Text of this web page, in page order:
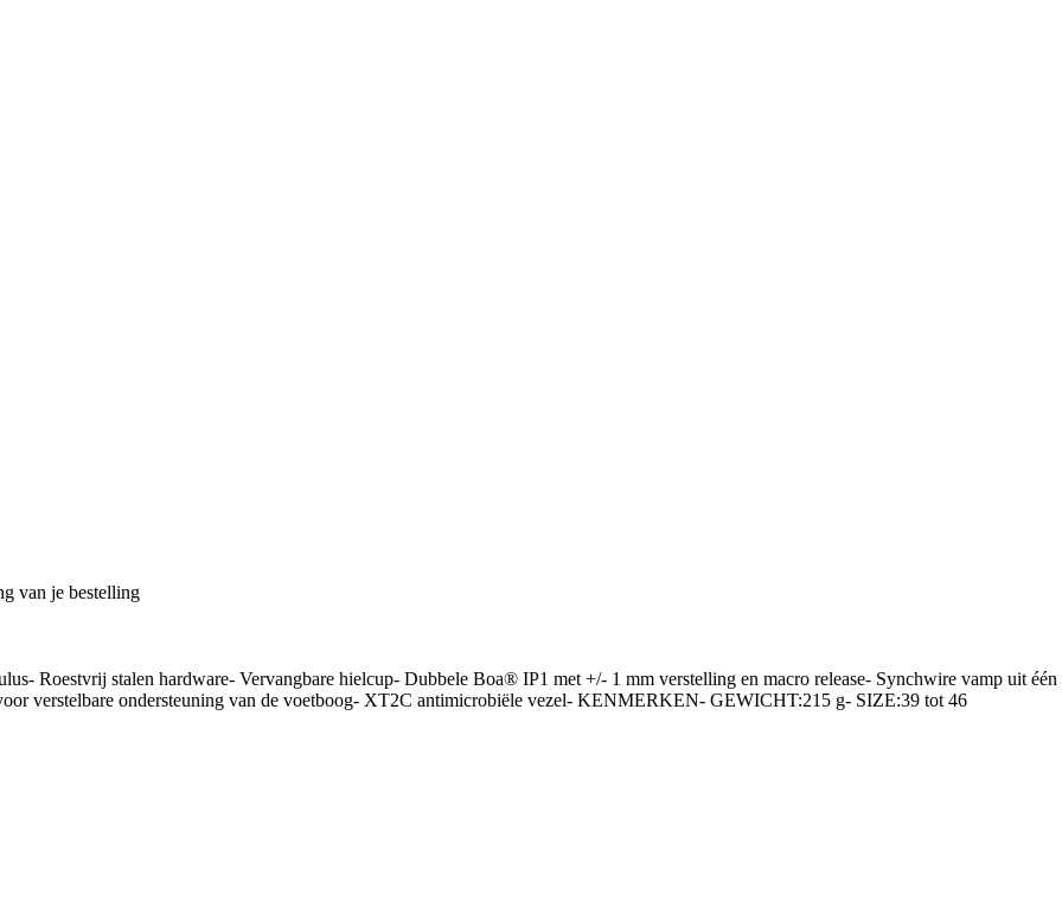
van je bestelling
Roestvrij stalen hardware- Vervangbare hielcup- Dubbele Boa® IP1 met +/- 1 mm verstelling en macro release- Synchwire vamp uit één
verstelbare ondersteuning van de voetboog- XT2C antimicrobiële vezel- KENMERKEN- GEWICHT:215 g- SIZE:39 tot 46